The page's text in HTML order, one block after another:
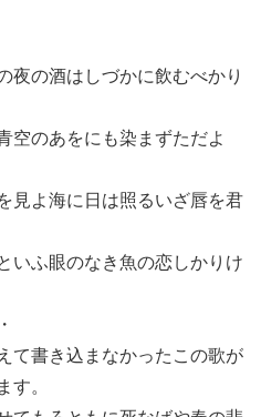
夜の酒はしづかに飲むべかり
空のあをにも染まずただよ
見よ海に日は照るいざ唇を君
いふ眼のなき魚の恋しかりけ
て書き込まなかったこの歌が
す。